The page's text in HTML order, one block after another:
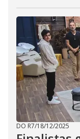
DO R7/18/12/2025